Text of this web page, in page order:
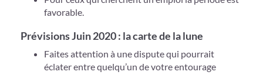
favorable.
Prévisions Juin 2020 : la carte de la lune
Faites attention à une dispute qui pourrait
éclater entre quelqu’un de votre entourage